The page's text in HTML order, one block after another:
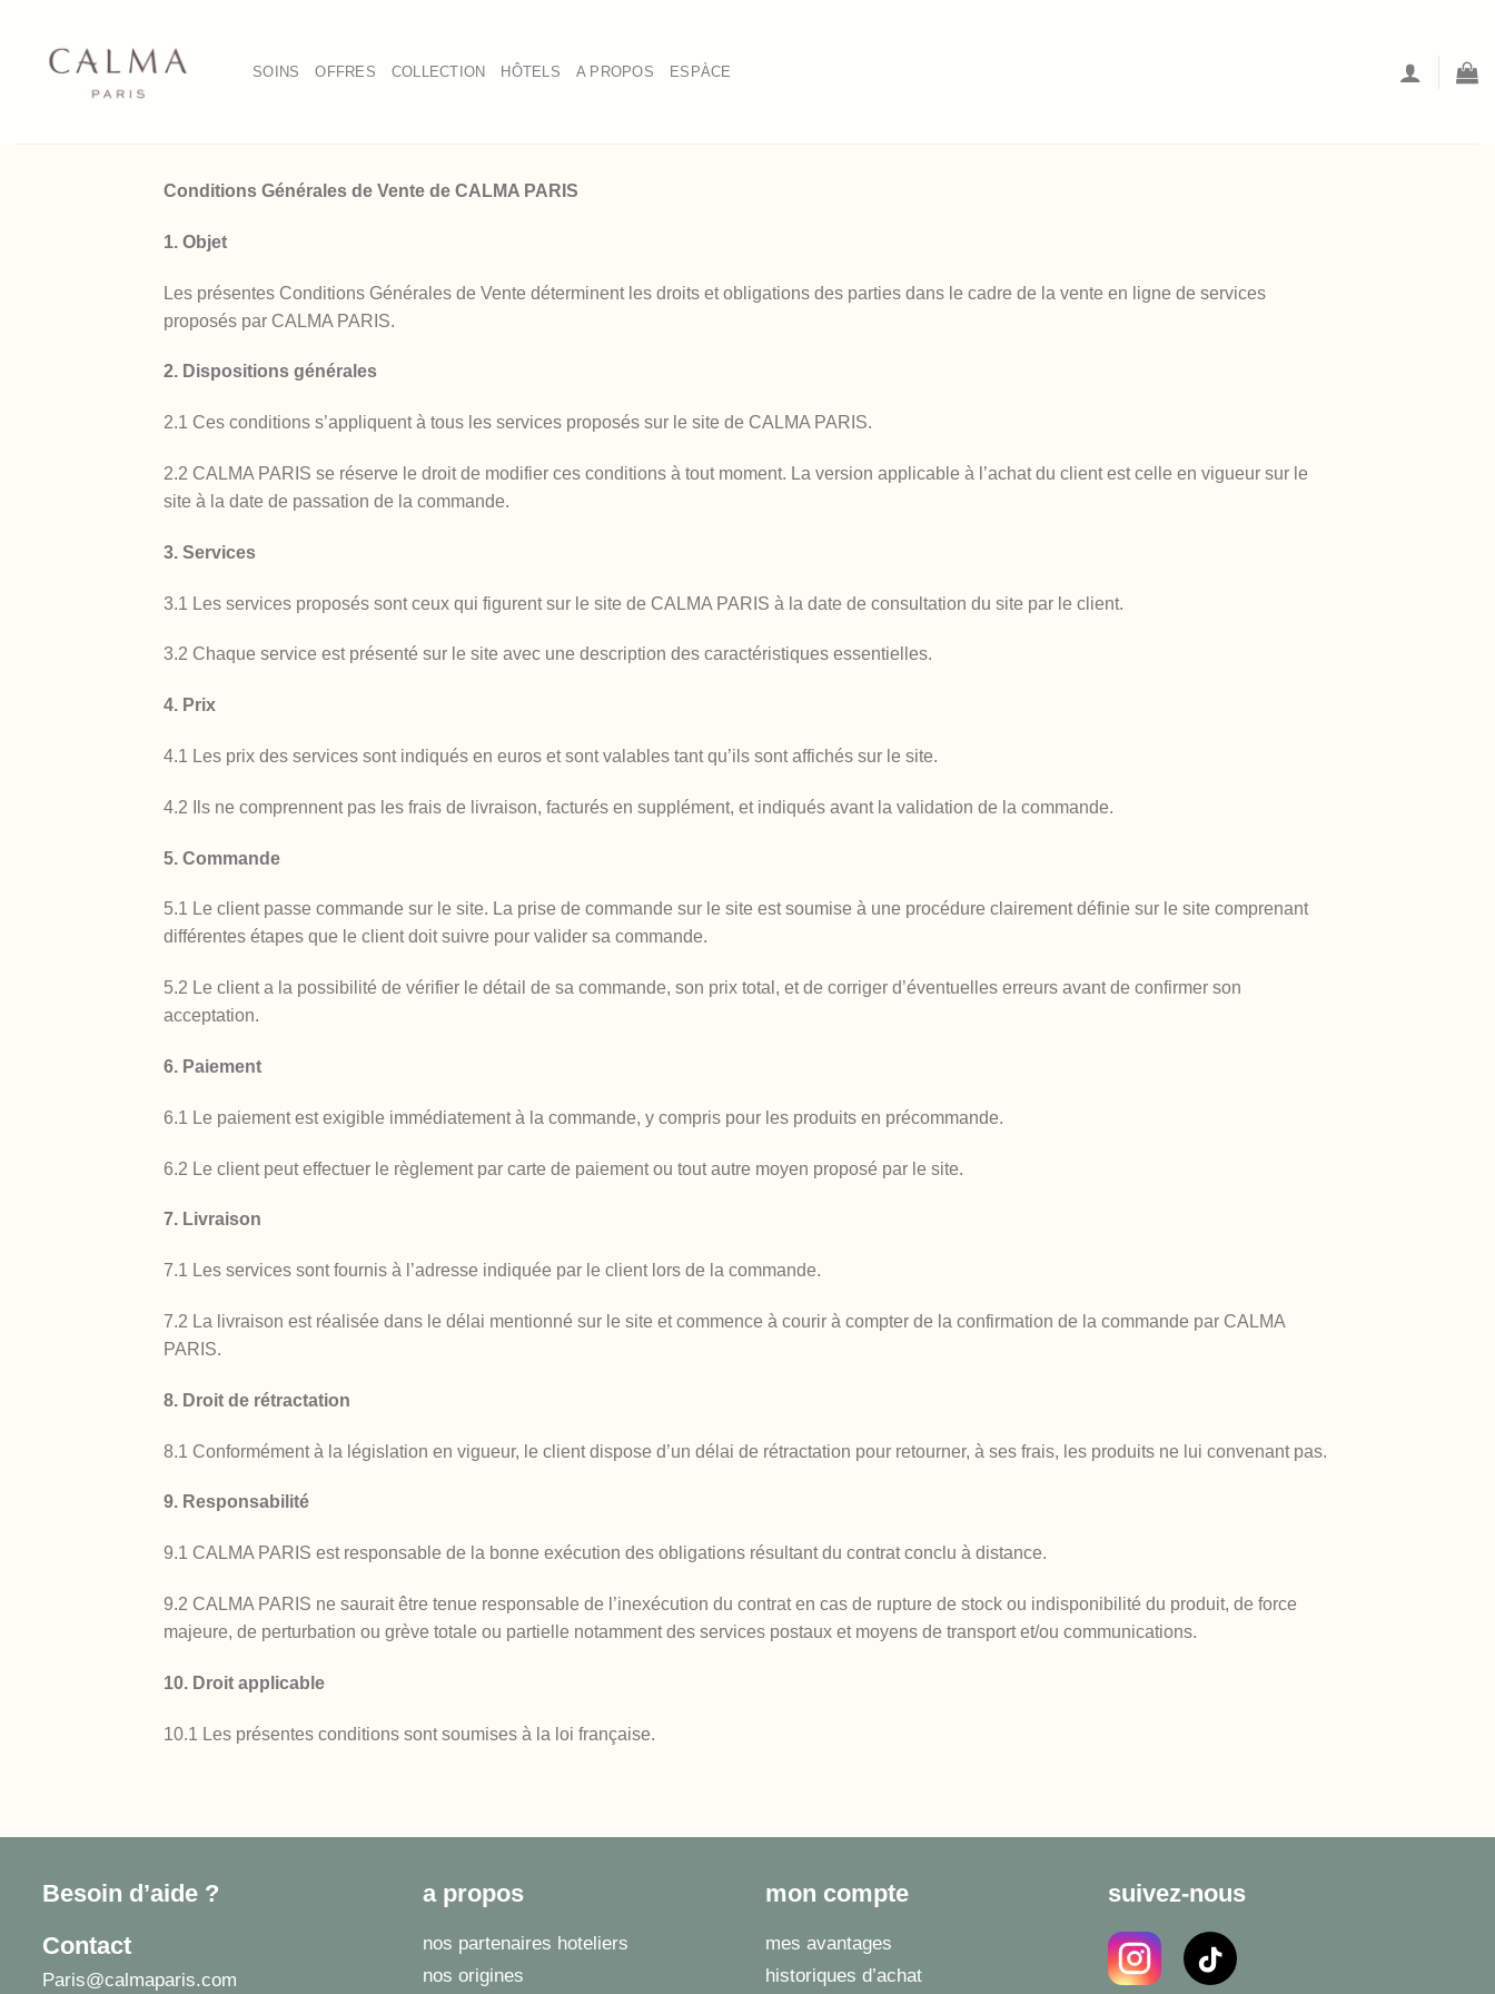
contenido
SOINS OFFRES COLLECTION HÔTELS A PROPOS ESPÀCE
Conditions Générales de Vente de CALMA PARIS
1. Objet
Les présentes Conditions Générales de Vente déterminent les droits et obligations des parties dans le cadre de la vente en ligne de services
proposés par CALMA PARIS.
2. Dispositions générales
2.1 Ces conditions s’appliquent à tous les services proposés sur le site de CALMA PARIS.
2.2 CALMA PARIS se réserve le droit de modifier ces conditions à tout moment. La version applicable à l’achat du client est celle en vigueur sur le
site à la date de passation de la commande.
3. Services
3.1 Les services proposés sont ceux qui figurent sur le site de CALMA PARIS à la date de consultation du site par le client.
3.2 Chaque service est présenté sur le site avec une description des caractéristiques essentielles.
4. Prix
4.1 Les prix des services sont indiqués en euros et sont valables tant qu’ils sont affichés sur le site.
4.2 Ils ne comprennent pas les frais de livraison, facturés en supplément, et indiqués avant la validation de la commande.
5. Commande
5.1 Le client passe commande sur le site. La prise de commande sur le site est soumise à une procédure clairement définie sur le site comprenant
différentes étapes que le client doit suivre pour valider sa commande.
5.2 Le client a la possibilité de vérifier le détail de sa commande, son prix total, et de corriger d’éventuelles erreurs avant de confirmer son
acceptation.
6. Paiement
6.1 Le paiement est exigible immédiatement à la commande, y compris pour les produits en précommande.
6.2 Le client peut effectuer le règlement par carte de paiement ou tout autre moyen proposé par le site.
7. Livraison
7.1 Les services sont fournis à l’adresse indiquée par le client lors de la commande.
7.2 La livraison est réalisée dans le délai mentionné sur le site et commence à courir à compter de la confirmation de la commande par CALMA
PARIS.
8. Droit de rétractation
8.1 Conformément à la législation en vigueur, le client dispose d’un délai de rétractation pour retourner, à ses frais, les produits ne lui convenant pas.
9. Responsabilité
9.1 CALMA PARIS est responsable de la bonne exécution des obligations résultant du contrat conclu à distance.
9.2 CALMA PARIS ne saurait être tenue responsable de l’inexécution du contrat en cas de rupture de stock ou indisponibilité du produit, de force
majeure, de perturbation ou grève totale ou partielle notamment des services postaux et moyens de transport et/ou communications.
10. Droit applicable
10.1 Les présentes conditions sont soumises à la loi française.
Besoin d’aide ?
Contact
Paris@calmaparis.com
a propos
nos partenaires hoteliers
nos origines
mon compte
mes avantages
historiques d’achat
suivez-nous